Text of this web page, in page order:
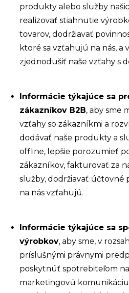
produkty alebo služby
realizovať stiahnutie
tovarov, dodržiavať
ktoré sa vzťahujú na nás, a
zjednodušiť naše vzťahy s
Informácie týkajúce sa
zákazníkov B2B, aby sme
vzťahy so zákazníkmi a
dodávať naše produkty a
offline, lepšie porozumieť
zákazníkov, fakturovať za
služby, dodržiavať účtovné
na nás vzťahujú.
Informácie týkajúce sa
výrobkov, aby sme, v
príslušnými právnymi
poskytnúť spotrebiteľom
marketingovú